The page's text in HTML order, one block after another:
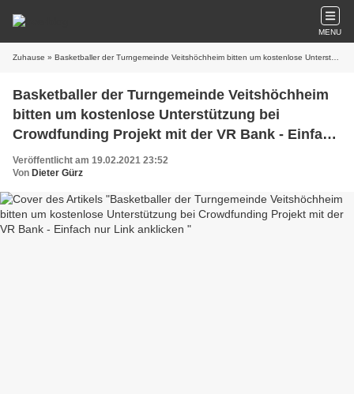
MENU
Zuhause » Basketballer der Turngemeinde Veitshöchheim bitten um kostenlose Unterstützung bei Crowdfunding Projekt mit der VR Bank - Einfach nur Link anklicken
Basketballer der Turngemeinde Veitshöchheim
bitten um kostenlose Unterstützung bei
Crowdfunding Projekt mit der VR Bank - Einfach
nur Link anklicken
Veröffentlicht am 19.02.2021 23:52
Von Dieter Gürz